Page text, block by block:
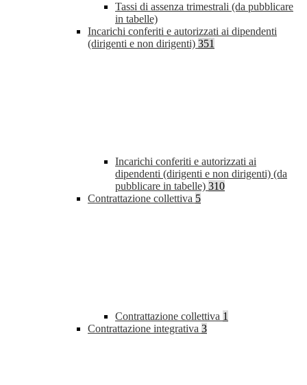
Tassi di assenza trimestrali (da pubblicare
in tabelle)
Incarichi conferiti e autorizzati ai dipendenti
(dirigenti e non dirigenti) 351
Incarichi conferiti e autorizzati ai
dipendenti (dirigenti e non dirigenti) (da
pubblicare in tabelle) 310
Contrattazione collettiva 5
Contrattazione collettiva 1
Contrattazione integrativa 3